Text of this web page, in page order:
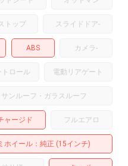
トップ スライドドア-
ABS カメラ-
トロール 電動リアゲート
サンルーフ・ガラスルーフ
ャージド フルエアロ
ホイール ：純正 (15インチ)